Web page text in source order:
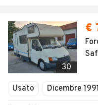
30
€
Usato Dicembre 1991